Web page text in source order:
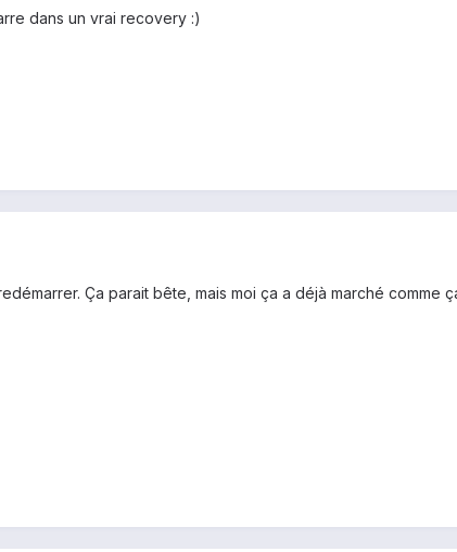
dans un vrai recovery :)
Ça parait bête, mais moi ça a déjà marché comme